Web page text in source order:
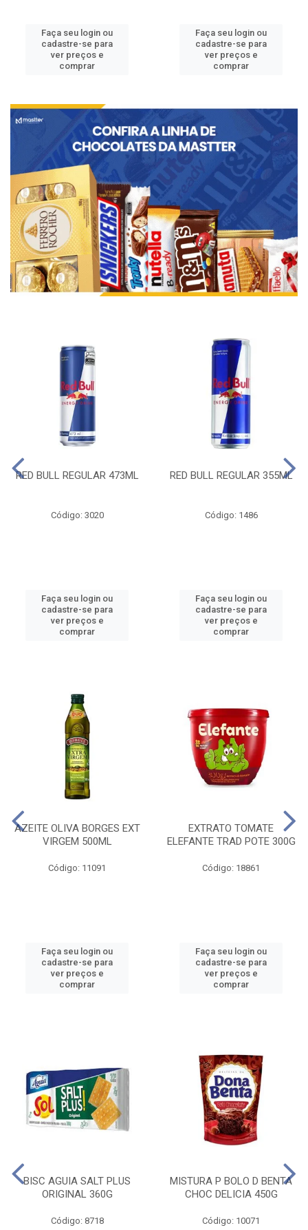
Faça seu login ou
cadastre-se para
ver preços e
comprar
Faça seu login ou
cadastre-se para
ver preços e
comprar
RED BULL REGULAR 473ML
Código: 3020
Faça seu login ou
cadastre-se para
ver preços e
comprar
RED BULL REGULAR 355ML
Código: 1486
Faça seu login ou
cadastre-se para
ver preços e
comprar
AZEITE OLIVA BORGES EXT
VIRGEM 500ML
Código: 11091
Faça seu login ou
cadastre-se para
ver preços e
comprar
EXTRATO TOMATE
ELEFANTE TRAD POTE 300G
Código: 18861
Faça seu login ou
cadastre-se para
ver preços e
comprar
BISC AGUIA SALT PLUS
ORIGINAL 360G
Código: 8718
MISTURA P BOLO D BENTA
CHOC DELICIA 450G
Código: 10071